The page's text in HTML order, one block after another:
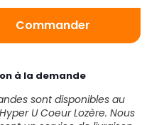
Commander
à la demande
sont disponibles au
U Coeur Lozère. Nous